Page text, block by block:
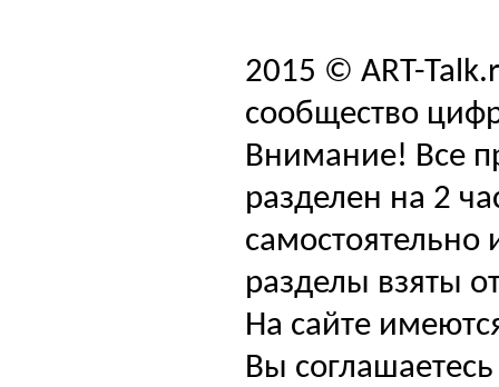
2015 © ART-
сообщество
Внимание! Все
разделен на 2
самостоятельно
разделы взяты
На сайте
Вы